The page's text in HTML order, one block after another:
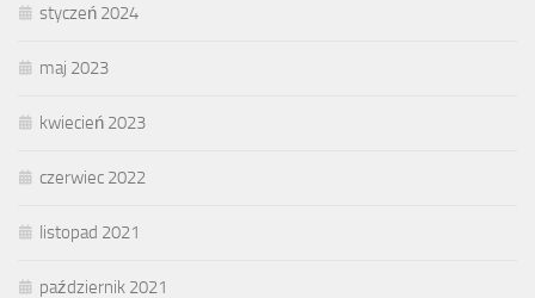
styczeń 2024
maj 2023
kwiecień 2023
czerwiec 2022
listopad 2021
październik 2021